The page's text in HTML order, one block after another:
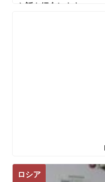
た話を紹介します!!
ロシア